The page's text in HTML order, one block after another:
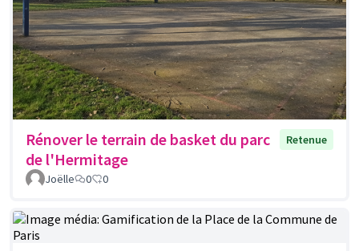
Rénover le terrain de basket du parc
de l'Hermitage
Retenue
Joëlle 0 0